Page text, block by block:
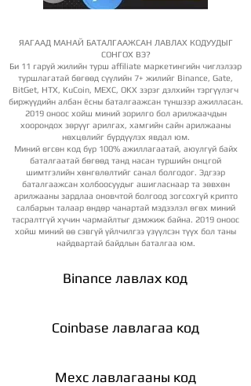
ЯАГААД МАНАЙ БАТАЛГААЖСАН ЛАВЛАХ КОДУУДЫГ
СОНГОХ ВЭ?
Би 11 гаруй жилийн турш affiliate маркетингийн чиглэлээр
туршлагатай бөгөөд сүүлийн 7+ жилийг Binance, Gate,
BitGet, HTX, KuCoin, MEXC, OKX зэрэг дэлхийн тэргүүлэгч
биржүүдийн албан ёсны баталгаажсан түншээр ажилласан.
2019 оноос хойш миний зорилго бол арилжаачдын
хоорондох зөрүүг арилгах, хамгийн сайн арилжааны
нөхцөлийг бүрдүүлэх явдал юм.
Миний өгсөн код бүр 100% ажиллагаатай, аюулгүй байх
баталгаатай бөгөөд танд насан туршийн онцгой
шимтгэлийн хөнгөлөлтийг санал болгодог. Эдгээр
баталгаажсан холбоосуудыг ашигласнаар та зөвхөн
арилжааны зардлаа оновчтой болгоод зогсохгүй крипто
салбарын талаар өндөр чанартай мэдээлэл өгөх миний
тасралтгүй хүчин чармайлтыг дэмжиж байна. 2019 оноос
хойш миний өө сэвгүй үйлчилгээ үзүүлсэн түүх бол таны
найдвартай байдлын баталгаа юм.
Binance лавлах код
Coinbase лавлагаа код
Mexc лавлагааны код